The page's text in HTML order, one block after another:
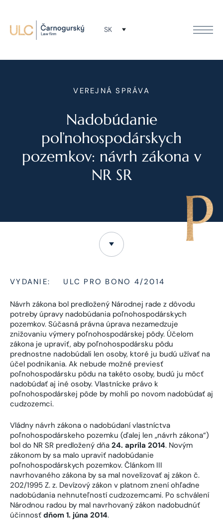
SK
VEREJNÁ SPRÁVA
Nadobúdanie
poľnohospodárskych
pozemkov: návrh zákona v
NR SR
VYDANIE: ULC PRO BONO 4/2014
Návrh zákona bol predložený Národnej rade z dôvodu
potreby úpravy nadobúdania poľnohospodárskych
pozemkov. Súčasná právna úprava nezamedzuje
znižovaniu výmery poľnohospodárskej pôdy. Účelom
zákona je upraviť, aby poľnohospodársku pôdu
prednostne nadobúdali len osoby, ktoré ju budú užívať na
účel podnikania. Ak nebude možné previesť
poľnohospodársku pôdu na takéto osoby, budú ju môcť
nadobúdať aj iné osoby. Vlastnícke právo k
poľnohospodárskej pôde by mohli po novom nadobúdať aj
cudzozemci.
Vládny návrh zákona o nadobúdaní vlastníctva
poľnohospodárskeho pozemku (ďalej len „návrh zákona“)
bol do NR SR predložený dňa 24. apríla 2014. Novým
zákonom by sa malo upraviť nadobúdanie
poľnohospodárskych pozemkov. Článkom III
navrhovaného zákona by sa mal novelizovať aj zákon č.
202/1995 Z. z. Devízový zákon v platnom znení ohľadne
nadobúdania nehnuteľností cudzozemcami. Po schválení
Národnou radou by mal navrhovaný zákon nadobudnúť
účinnosť dňom 1. júna 2014.